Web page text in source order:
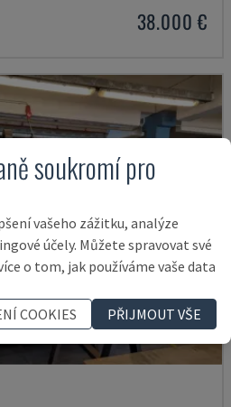
38.000 €
soukromí pro
vašeho zážitku, analýze
účely. Můžete spravovat své
o tom, jak používáme vaše data
COOKIES
PŘIJMOUT VŠE